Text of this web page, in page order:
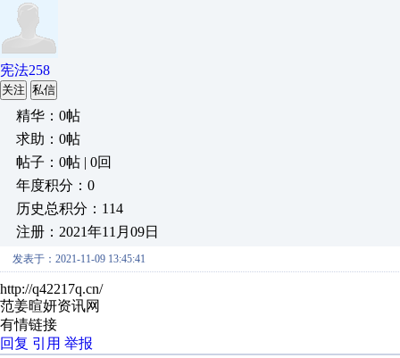
宪法258
关注 私信
精华：0帖
求助：0帖
帖子：0帖 | 0回
年度积分：0
历史总积分：114
注册：2021年11月09日
发表于：2021-11-09 13:45:41
http://q42217q.cn/
范姜暄妍资讯网
有情链接
回复 引用 举报